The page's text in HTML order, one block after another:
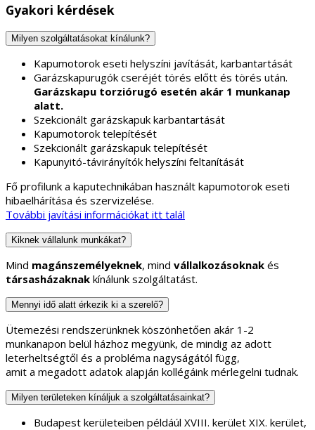
Gyakori kérdések
Milyen szolgáltatásokat kínálunk?
Kapumotorok eseti helyszíni javítását, karbantartását
Garázskapurugók cseréjét törés előtt és törés után.
Garázskapu torziórugó esetén akár 1 munkanap
alatt.
Szekcionált garázskapuk karbantartását
Kapumotorok telepítését
Szekcionált garázskapuk telepítését
Kapunyitó-távirányítók helyszíni feltanítását
Fő profilunk a kaputechnikában használt kapumotorok eseti
hibaelhárítása és szervizelése.
További javítási információkat itt talál
Kiknek vállalunk munkákat?
Mind magánszemélyeknek, mind vállalkozásoknak és
társasházaknak kínálunk szolgáltatást.
Mennyi idő alatt érkezik ki a szerelő?
Ütemezési rendszerünknek köszönhetően akár 1-2
munkanapon belül házhoz megyünk, de mindig az adott
leterheltségtől és a probléma nagyságától függ,
amit a megadott adatok alapján kollégáink mérlegelni tudnak.
Milyen területeken kínáljuk a szolgáltatásainkat?
Budapest kerületeiben példáúl XVIII. kerület XIX. kerület,